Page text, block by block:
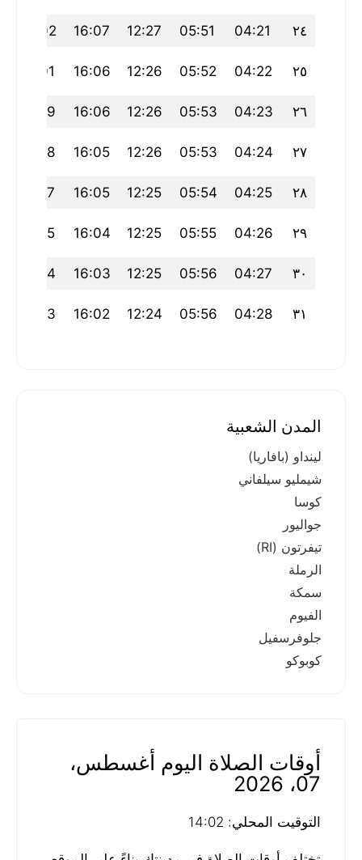
٢٤ 04:21
05:51
12:27
16:07
19:02
٢٥ 04:22
05:52
12:26
16:06
19:01
٢٦ 04:23
05:53
12:26
16:06
18:59
٢٧ 04:24
05:53
12:26
16:05
18:58
٢٨ 04:25
05:54
12:25
16:05
18:57
٢٩ 04:26
05:55
12:25
16:04
18:55
٣٠ 04:27
05:56
12:25
16:03
18:54
٣١ 04:28
05:56
12:24
16:02
18:53
المدن الشعبية
لينداو (بافاريا)
شيمليو سيلفاني
كوسا
جواليور
تيفرتون (RI)
الرملة
سمكة
الفيوم
جلوفرسفيل
كوبوكو
أوقات الصلاة اليوم أغسطس،
07، 2026
التوقيت المحلي: 14:02